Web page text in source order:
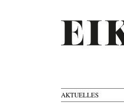
AKTUELLES